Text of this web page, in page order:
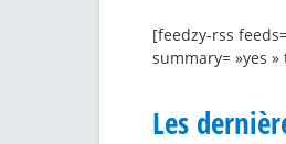
[feedzy-rss
summary= »yes
Les